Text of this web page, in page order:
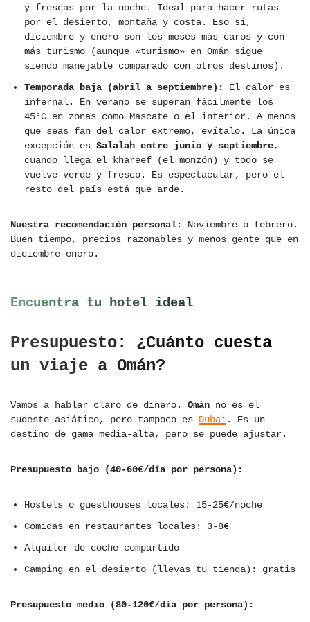
y frescas por la noche. Ideal para hacer rutas
por el desierto, montaña y costa. Eso sí,
diciembre y enero son los meses más caros y con
más turismo (aunque «turismo» en Omán sigue
siendo manejable comparado con otros destinos).
Temporada baja (abril a septiembre):
El calor es
infernal. En verano se superan fácilmente los
45°C en zonas como Mascate o el interior. A menos
que seas fan del calor extremo, evítalo. La única
excepción es Salalah entre junio y septiembre,
cuando llega el khareef (el monzón) y todo se
vuelve verde y fresco. Es espectacular, pero el
resto del país está que arde.
Nuestra recomendación personal:
Noviembre o febrero.
Buen tiempo, precios razonables y menos gente que en
diciembre-enero.
Encuentra tu hotel ideal
Presupuesto: ¿Cuánto cuesta
un viaje a Omán?
Vamos a hablar claro de dinero. Omán no es el
sudeste asiático, pero tampoco es Dubai. Es un
destino de gama media-alta, pero se puede ajustar.
Presupuesto bajo (40-60€/día por persona):
Hostels o guesthouses locales: 15-25€/noche
Comidas en restaurantes locales: 3-8€
Alquiler de coche compartido
Camping en el desierto (llevas tu tienda): gratis
Presupuesto medio (80-120€/día por persona):